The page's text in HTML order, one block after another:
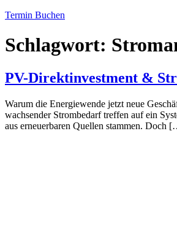
Termin Buchen
Schlagwort:
PV-Direktinvestment &
Warum die Energiewende jetzt neue
wachsender Strombedarf treffen auf ein
aus erneuerbaren Quellen stammen. Doch